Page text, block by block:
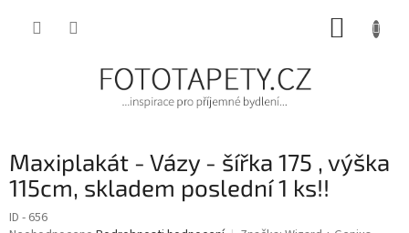
Maxiplakát - Vázy - šířka 175 , výška
115cm, skladem poslední 1 ks!!
ID - 656